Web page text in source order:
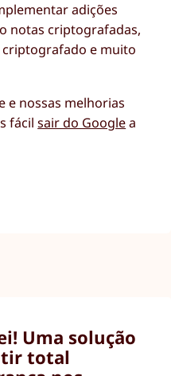
adições
notas criptografadas,
e muito
e nossas melhorias
fácilsair do Googlea
Uma solução
total